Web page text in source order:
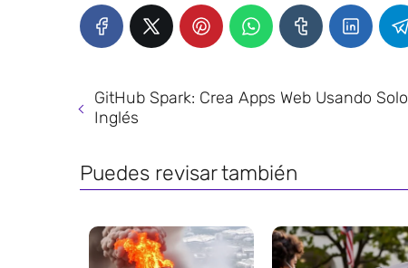
GitHub Spark: Crea Apps Web Usando Solo
Inglés
Puedes revisar también